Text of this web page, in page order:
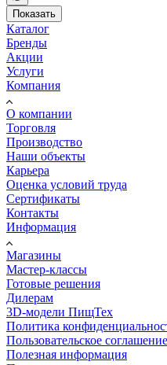
Показать
Каталог
Бренды
Акции
Услуги
Компания
О компании
Торговля
Производство
Наши объекты
Карьера
Оценка условий труда
Сертификаты
Контакты
Информация
Магазины
Мастер-классы
Готовые решения
Дилерам
3D-модели ПищТех
Политика
Пользовательское соглашение
Полезная информация